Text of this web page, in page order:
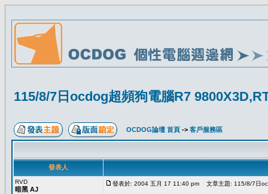
115/8/7日ocdog超頻狗電腦R7
OCDOG論壇 首頁 -> 客戶服務區
發表人
RVD
暗黑 AJ
發表於: 2004 五月 17 11:40 pm 文章主題: 115/8/7日